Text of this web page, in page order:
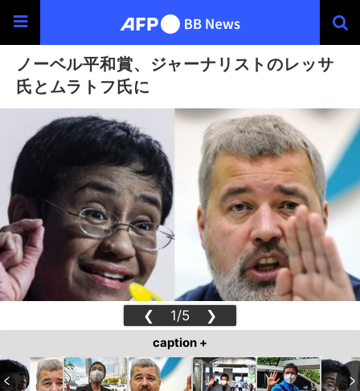
ノーベル平和賞、ジャーナリストのレッサ
氏とムラトフ氏に
❮ 1/5 ❯
caption +